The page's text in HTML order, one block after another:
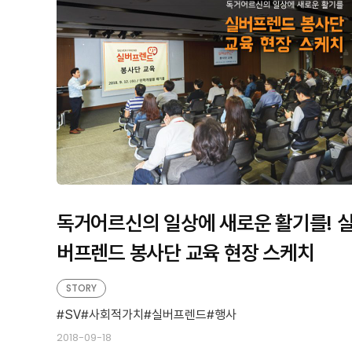
독거어르신의 일상에 새로운 활기를!
버프렌드 봉사단 교육 현장 스케치
2018-09-18
STORY
SV 사회적가치 실버프렌드 행사